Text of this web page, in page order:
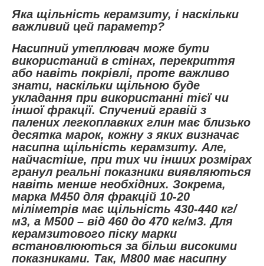
Яка щільність керамзиту, і наскільки
важливий цей параметр?
Насипний утеплювач може бути
використаний в стінах, перекриття
або навіть покрівлі, проте важливо
знати, наскільки щільною буде
укладання при використанні тієї чи
іншої фракції. Спучений гравій з
палених легкоплавких глин має близько
десятка марок, кожну з яких визначає
насипна щільність керамзиту. Але,
найчастіше, при тих чи інших розмірах
гранул реальні показники виявляються
навіть менше необхідних. Зокрема,
марка М450 для фракцій 10-20
міліметрів має щільність 430-440 кг/
м3, а М500 – від 460 до 470 кг/м3. Для
керамзитового піску марки
встановлюються за більш високими
показниками. Так, М800 має насипну